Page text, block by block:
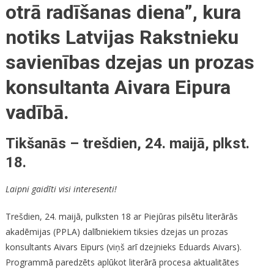
otrā radīšanas diena”, kura
notiks Latvijas Rakstnieku
savienības dzejas un prozas
konsultanta Aivara Eipura
vadībā.
Tikšanās – trešdien, 24. maijā, plkst.
18.
Laipni gaidīti visi interesenti!
Trešdien, 24. maijā, pulksten 18 ar Piejūras pilsētu literārās
akadēmijas (PPLA) dalībniekiem tiksies dzejas un prozas
konsultants Aivars Eipurs (viņš arī dzejnieks Eduards Aivars).
Programmā paredzēts aplūkot literārā procesa aktualitātes